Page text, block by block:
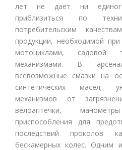
лет не дает ни
приблизиться по
потребительским
продукции, необходимой
мотоциклами, садовой
механизмами. В
всевозможные смазки на
синтетических масел;
механизмов от
велоаптечки,
приспособления для
последствий проколов
бескамерных колес. Одним